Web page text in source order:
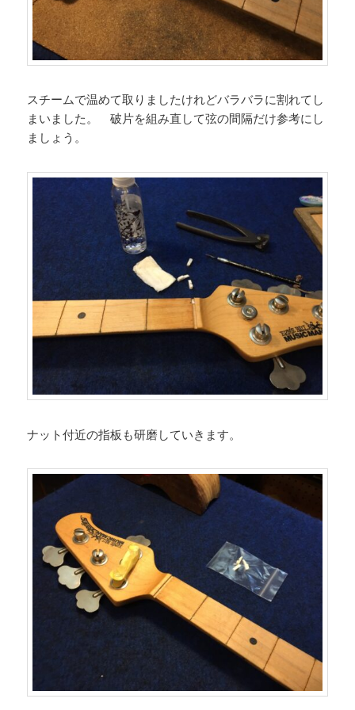
スチームで温めて取りましたけれどバラバラに割れてし
まいました。 破片を組み直して弦の間隔だけ参考にし
ましょう。
ナット付近の指板も研磨していきます。